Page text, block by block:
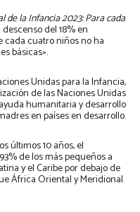
de la Infancia 2023: Para cada
del 18% en
cada cuatro niños no ha
básicas».
Unidas para la Infancia,
de las Naciones Unidas
humanitaria y desarrollo
en países en desarrollo.
últimos 10 años, el
de los más pequeños a
y el Caribe por debajo de
África Oriental y Meridional